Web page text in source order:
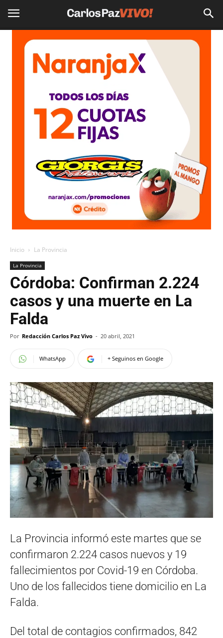
Inicio La Provincia
La Provincia
Córdoba: Confirman 2.224
casos y una muerte en La
Falda
Por Redacción Carlos Paz Vivo - 20 abril, 2021
WhatsApp + Seguinos en Google
La Provincia informó este martes que se
confirmaron 2.224 casos nuevos y 19
fallecimientos por Covid-19 en Córdoba.
Uno de los fallecidos tiene domicilio en La
Falda.
Del total de contagios confirmados, 842